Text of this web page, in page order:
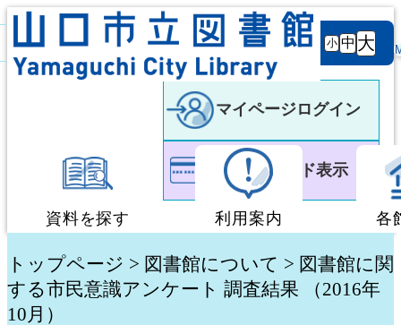
背景
白 黒
文字サ
イズ
小 中 大
マイページログイン
利用者カード表示
資料を探す
蔵書検索・予約
利用案内
図書館利用案内
各
トップページ > 図書館について > 図書館に関
する市民意識アンケート 調査結果 （2016年
10月）